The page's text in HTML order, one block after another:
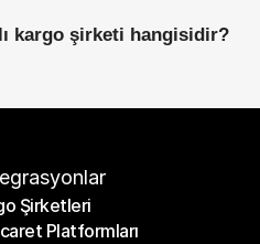
kargo şirketi hangisidir?
Şirketleri
Şirketleri
Platformları